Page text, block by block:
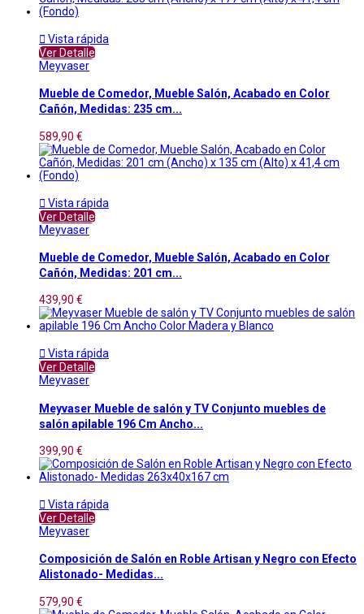
 Vista rápida
Ver Detalle
Meyvaser
Mueble de Comedor, Mueble Salón, Acabado en Color
Cañón, Medidas: 235 cm...
589,90 €
 Vista rápida
Ver Detalle
Meyvaser
Mueble de Comedor, Mueble Salón, Acabado en Color
Cañón, Medidas: 201 cm...
439,90 €
 Vista rápida
Ver Detalle
Meyvaser
Meyvaser Mueble de salón y TV Conjunto muebles de
salón apilable 196 Cm Ancho...
399,90 €
 Vista rápida
Ver Detalle
Meyvaser
Composición de Salón en Roble Artisan y Negro con Efecto
Alistonado- Medidas...
579,90 €